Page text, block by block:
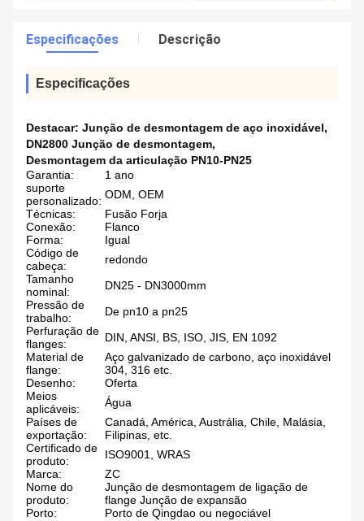
Especificações Descrição
Especificações
Destacar: Junção de desmontagem de aço inoxidável,
DN2800 Junção de desmontagem,
Desmontagem da articulação PN10-PN25
Garantia:
1 ano
suporte
personalizado: ODM, OEM
Técnicas:
Fusão Forja
Conexão:
Flanco
Forma:
Igual
Código de
cabeça:
redondo
Tamanho
nominal:
DN25 - DN3000mm
Pressão de
trabalho:
De pn10 a pn25
Perfuração de
flanges:
DIN, ANSI, BS, ISO, JIS, EN 1092
Material de
flange:
Aço galvanizado de carbono, aço inoxidável
304, 316 etc.
Desenho:
Oferta
Meios
aplicáveis:
Água
Países de
exportação:
Canadá, América, Austrália, Chile, Malásia,
Filipinas, etc.
Certificado de
produto:
ISO9001, WRAS
Marca:
ZC
Nome do
produto:
Junção de desmontagem de ligação de
flange Junção de expansão
Porto:
Porto de Qingdao ou negociável